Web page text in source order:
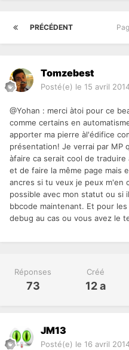
PRÉCÉDENT
Tomzebest
Posté(e) le 15 avril
@Yohan : merci àtoi pour ce
comme certains en
apporter ma pierre àl'édifice
présentation! Je verrai par MP
àfaire ca serait cool de
et de faire la même page mais
ancres si tu veux je peux m'en
possible avec mon statut ou
bbcode maintenant. Et pour
debug au cas ou vous avez le
Réponses
73
Créé
12 a
JM13
Posté(e) le 16 avril